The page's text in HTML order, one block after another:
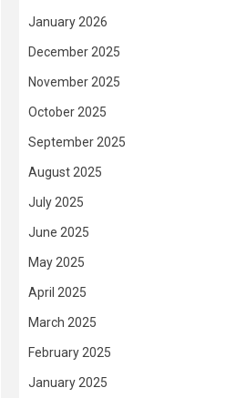
January 2026
December 2025
November 2025
October 2025
September 2025
August 2025
July 2025
June 2025
May 2025
April 2025
March 2025
February 2025
January 2025